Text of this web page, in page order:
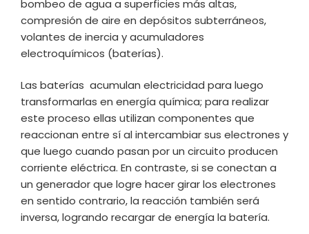
bombeo de agua a superficies más altas,
compresión de aire en depósitos subterráneos,
volantes de inercia y acumuladores
electroquímicos (baterías).
Las baterías acumulan electricidad para luego
transformarlas en energía química; para realizar
este proceso ellas utilizan componentes que
reaccionan entre sí al intercambiar sus electrones y
que luego cuando pasan por un circuito producen
corriente eléctrica. En contraste, si se conectan a
un generador que logre hacer girar los electrones
en sentido contrario, la reacción también será
inversa, logrando recargar de energía la batería.